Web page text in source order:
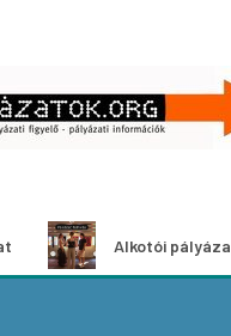
Alkotói pályázat